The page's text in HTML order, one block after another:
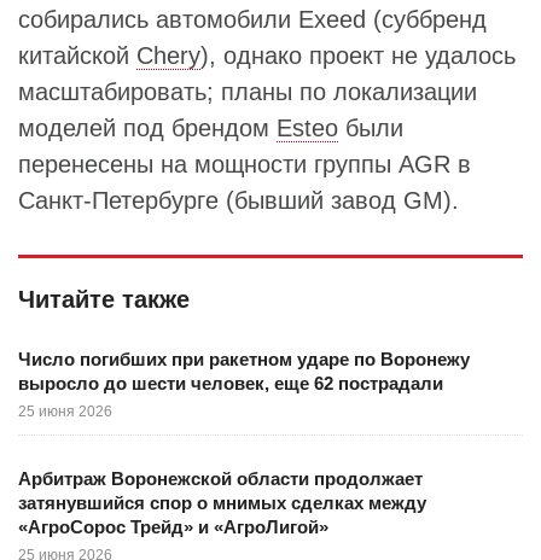
собирались автомобили Exeed (суббренд
китайской Chery), однако проект не удалось
масштабировать; планы по локализации
моделей под брендом Esteo были
перенесены на мощности группы AGR в
Санкт-Петербурге (бывший завод GM).
Читайте также
Число погибших при ракетном ударе по Воронежу
выросло до шести человек, еще 62 пострадали
25 июня 2026
Арбитраж Воронежской области продолжает
затянувшийся спор о мнимых сделках между
«АгроСорос Трейд» и «АгроЛигой»
25 июня 2026